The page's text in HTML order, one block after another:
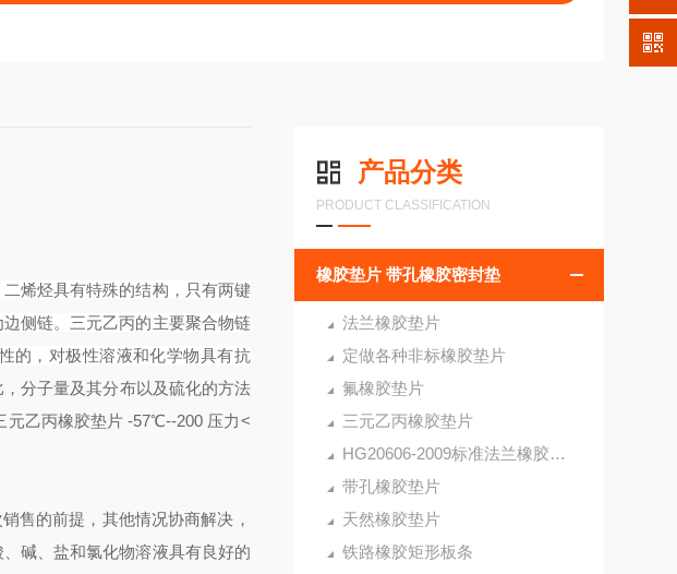
产品分类
PRODUCT CLASSIFICATION
橡胶垫片 带孔橡胶密封垫
法兰橡胶垫片
定做各种非标橡胶垫片
氟橡胶垫片
三元乙丙橡胶垫片
HG20606-2009标准法兰橡胶垫片
带孔橡胶垫片
天然橡胶垫片
铁路橡胶矩形板条
烯烃具有特殊的结构，只有两键
侧链。三元乙丙的主要聚合物链
的，对极性溶液和化学物具有抗
分子量及其分布以及硫化的方法
元乙丙橡胶垫片 -57℃--200 压力<
售的前提，其他情况协商解决，
碱、盐和氯化物溶液具有良好的